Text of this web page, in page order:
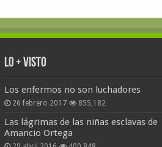
Lo + Visto
Los enfermos no son luchadores
26 febrero 2017 855,182
Las lágrimas de las niñas esclavas de
Amancio Ortega